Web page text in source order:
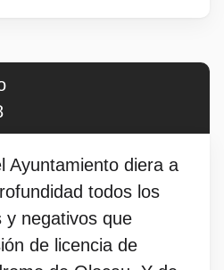
Ayuntamiento diera a
todos los
y negativos que
de licencia de